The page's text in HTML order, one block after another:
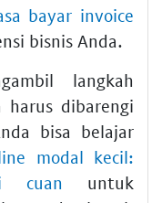
bayar invoice
bisnis Anda.
langkah
harus dibarengi
bisa belajar
modal kecil:
cuan untuk